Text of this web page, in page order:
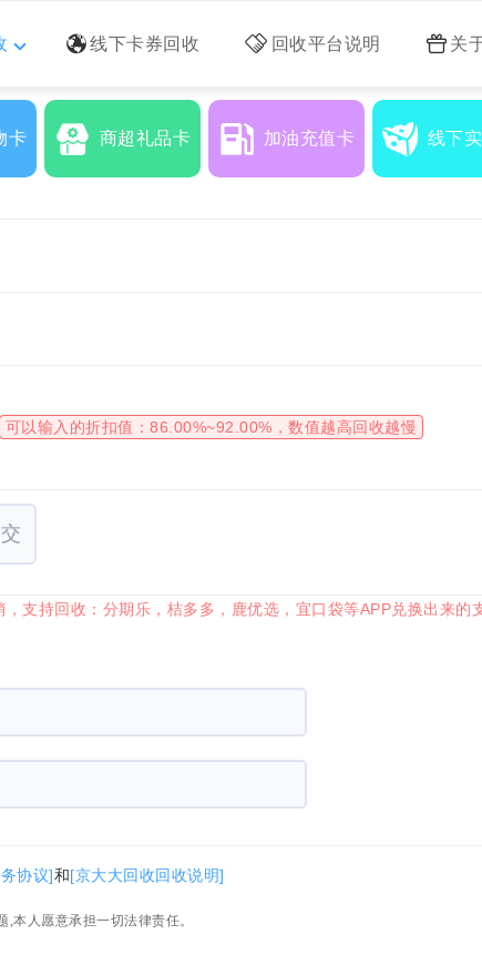
线下卡券回收 回收平台说明 关
卡 商超礼品卡 加油充值卡 线下
可以输入的折扣值： 86.00%~92.00% ，数值越高回收越慢
支持回收：分期乐，桔多多，鹿优选，宜口袋等APP兑换出来
协议]和[京大大回收回收说明]
,本人愿意承担一切法律责任。